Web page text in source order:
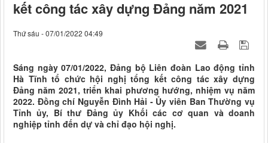
kết công tác xây dựng Đảng năm 2021
Thứ sáu - 07/01/2022 04:49
Sáng ngày 07/01/2022, Đảng bộ Liên đoàn Lao động tỉnh
Hà Tĩnh tổ chức hội nghị tổng kết công tác xây dựng
Đảng năm 2021, triển khai phương hướng, nhiệm vụ năm
2022. Đồng chí Nguyễn Đình Hải - Ủy viên Ban Thường vụ
Tỉnh ủy, Bí thư Đảng ủy Khối các cơ quan và doanh
nghiệp tỉnh đến dự và chỉ đạo hội nghị.